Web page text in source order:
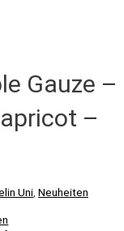
Gauze –
–
Uni Neuheiten